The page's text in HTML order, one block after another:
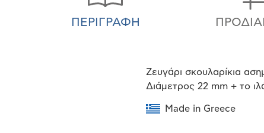
ΠΕΡΙΓΡΑΦΉ
Ζευγάρι σκουλαρίκια
Διάμετρος 22 mm + το
Made in Greece